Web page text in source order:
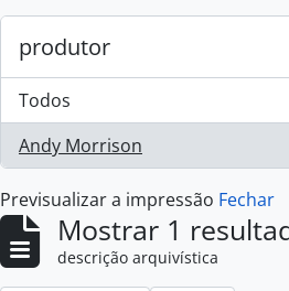
produtor
Todos
Andy Morrison
, 1 resultados
Previsualizar a impressão Fechar
Mostrar 1
descrição arquivística